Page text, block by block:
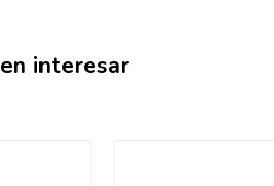
interesar